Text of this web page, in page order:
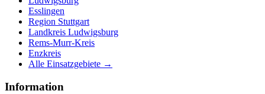
Esslingen
Region Stuttgart
Landkreis Ludwigsburg
Rems-Murr-Kreis
Enzkreis
Alle Einsatzgebiete →
Information